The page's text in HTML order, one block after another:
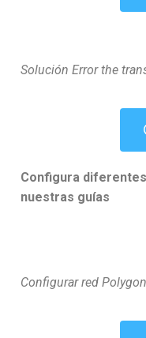
Solución Error the
Configura
nuestras guías
Configurar red Polygon